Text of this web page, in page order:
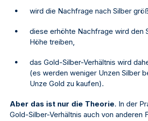
wird die Nachfrage nach Silber
diese erhöhte Nachfrage wird den
Höhe treiben,
das Gold-Silber-Verhältnis wird
(es werden weniger Unzen Silber
Unze Gold zu kaufen).
Aber das ist nur die Theorie. In der
Gold-Silber-Verhältnis auch von anderen